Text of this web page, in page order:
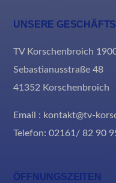
UNSERE
TV Korschenbroich
Sebastianusstraße 48
41352 Korschenbroich
Email : kontakt@tv-
Telefon: 02161/ 82 90
ÖFFNUNGSZEITEN